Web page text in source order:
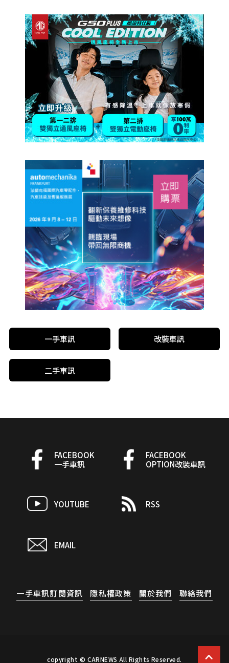
一手車訊 改裝車訊
二手車訊
FACEBOOK
一手車訊
FACEBOOK
OPTION改裝車訊
YOUTUBE RSS
EMAIL
一手車訊訂閱資訊 隱私權政策 關於我們 聯絡我們
copyright © CARNEWS All Rights Reserved.